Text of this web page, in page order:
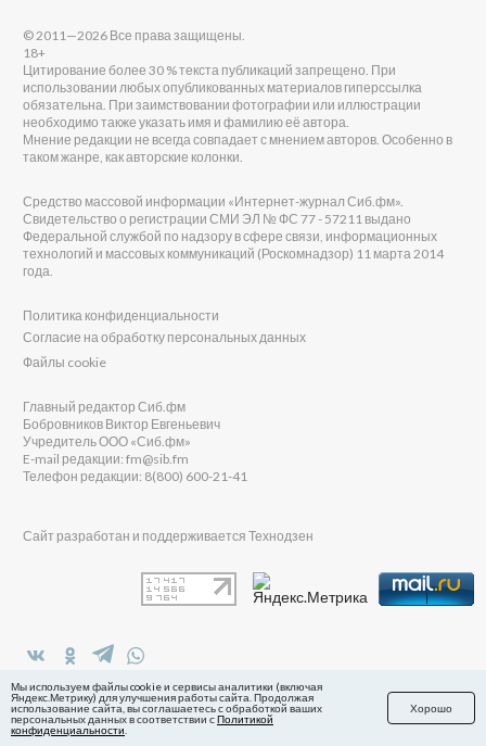
в Яндекс.Дзен
© 2011—2026 Все права защищены.
18+
Цитирование более 30 % текста публикаций запрещено. При
использовании любых опубликованных материалов гиперссылка
обязательна. При заимствовании фотографии или иллюстрации
необходимо также указать имя и фамилию её автора.
Мнение редакции не всегда совпадает с мнением авторов. Особенно в
таком жанре, как авторские колонки.
Средство массовой информации «Интернет-журнал Сиб.фм».
Свидетельство о регистрации СМИ ЭЛ № ФС 77 - 57211 выдано
Федеральной службой по надзору в сфере связи, информационных
технологий и массовых коммуникаций (Роскомнадзор) 11 марта 2014
года.
Политика конфиденциальности
Согласие на обработку персональных данных
Файлы cookie
Главный редактор Сиб.фм
Бобровников Виктор Евгеньевич
Учредитель ООО «Сиб.фм»
E-mail редакции: fm@sib.fm
Телефон редакции: 8(800) 600-21-41
Сайт разработан и поддерживается Технодзен
Мы используем файлы cookie и сервисы аналитики (включая
Яндекс.Метрику) для улучшения работы сайта. Продолжая
использование сайта, вы соглашаетесь с обработкой ваших
персональных данных в соответствии сПолитикой
конфиденциальности
Хорошо